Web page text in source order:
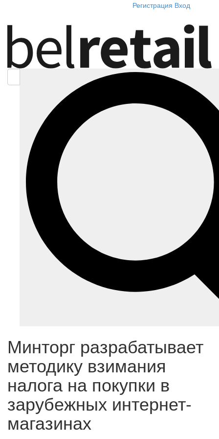
Регистрация Вход
Минторг разрабатывает
методику взимания
налога на покупки в
зарубежных интернет-
магазинах